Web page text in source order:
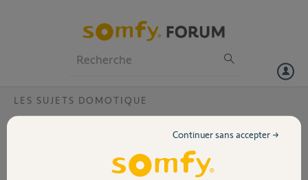
Volet
LES SUJETS DOMOTIQUE
Commander une prise connectée somfy
Continuer sans accepter →